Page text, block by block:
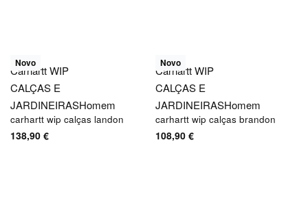
Novo
Carhartt WIP
CALÇAS E
JARDINEIRASHomem
carhartt wip calças landon
138,90 €
Novo
Carhartt WIP
CALÇAS E
JARDINEIRASHomem
carhartt wip calças brandon
108,90 €